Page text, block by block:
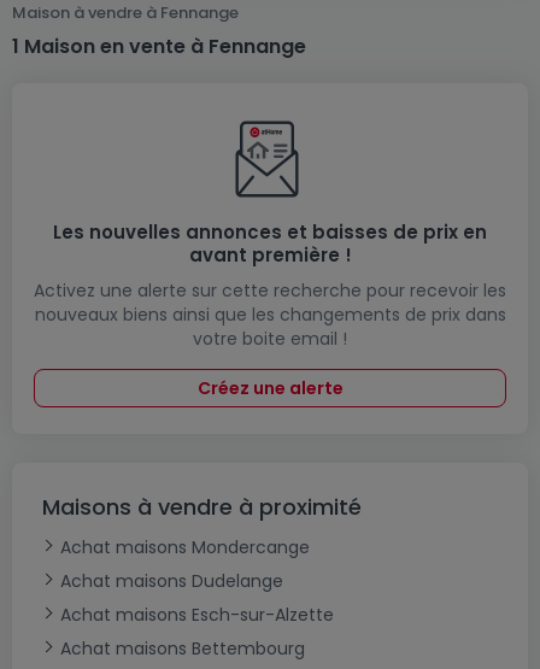
Maison à vendre à Fennange
1 Maison en vente à Fennange
Les nouvelles annonces et baisses de prix en
avant première !
Activez une alerte sur cette recherche pour recevoir les
nouveaux biens ainsi que les changements de prix dans
votre boite email !
Créez une alerte
Maisons à vendre à proximité
Achat maisons Mondercange
Achat maisons Dudelange
Achat maisons Esch-sur-Alzette
Achat maisons Bettembourg